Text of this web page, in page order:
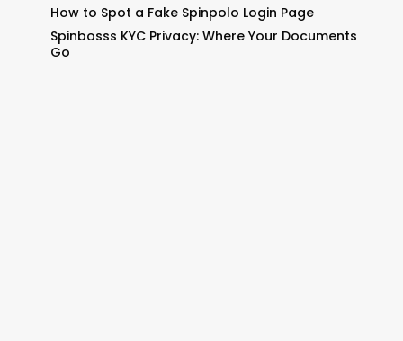
How to Spot a Fake Spinpolo Login Page
Spinbosss KYC Privacy: Where Your Documents
Go